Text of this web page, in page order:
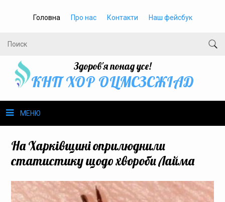
Головна Про нас Контакти Наш фейсбук
Здоров'я понад усе!
КНП ХОР ОЦМСЗСЖIАД
МЕНЮ
Громадське здоров’я
Безбар’єрність
На Харківщині оприлюднили
статистику щодо хвороби Лайма